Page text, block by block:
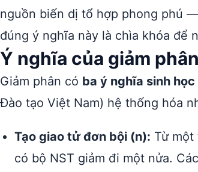
nguồn biến dị tổ hợp phong phú
đúng ý nghĩa này là chìa khóa để
Ý nghĩa của giảm phân
Giảm phân có ba ý nghĩa sinh
Đào tạo Việt Nam) hệ thống hóa
Tạo giao tử đơn bội (n): Từ một
có bộ NST giảm đi một nửa.